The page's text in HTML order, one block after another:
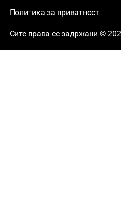
Политика за приватност
Сите права се задржани ©